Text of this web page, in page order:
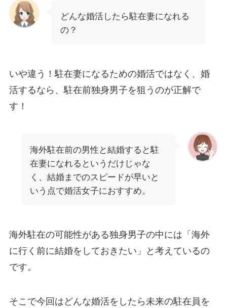
どんな婚活したら駐在妻になれる
の？
いや違う！駐在妻になるための婚活ではなく、婚
活するなら、駐在前独身男子を狙うのが正解で
す！
海外駐在前の男性と結婚すると駐
在妻になれるというだけじゃな
く、結婚までのスピードが早いと
いう点で婚活女子におすすめ。
海外駐在の可能性がある独身男子の中には「海外
に行く前に結婚をしておきたい」と考えているの
です。
そこで今回はどんな婚活をしたら未来の駐在員を